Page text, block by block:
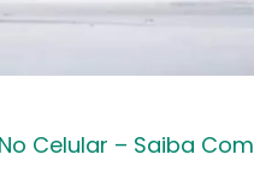
Celular – Saiba